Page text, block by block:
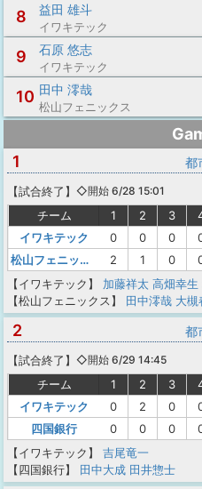
8 益田 雄斗
イワキテック
9 石原 悠志
イワキテック
10 田中 澪哉
松山フェニックス
1
都
【試合終了 】 ◇開始 6/28 15:01
チーム
1 2 3
イワキテック
0 0 0
松山フェニックス
2 1 0
【イワキテック】
加藤祥太 高畑幸生
【松山フェニックス】
田中澪哉 大槻
2 都
【試合終了 】 ◇開始 6/29 14:45
チーム
1 2 3
イワキテック
0 2 0
四国銀行
0 0 0
【イワキテック】
吉尾竜一
【四国銀行】
田中大成 田井惣士